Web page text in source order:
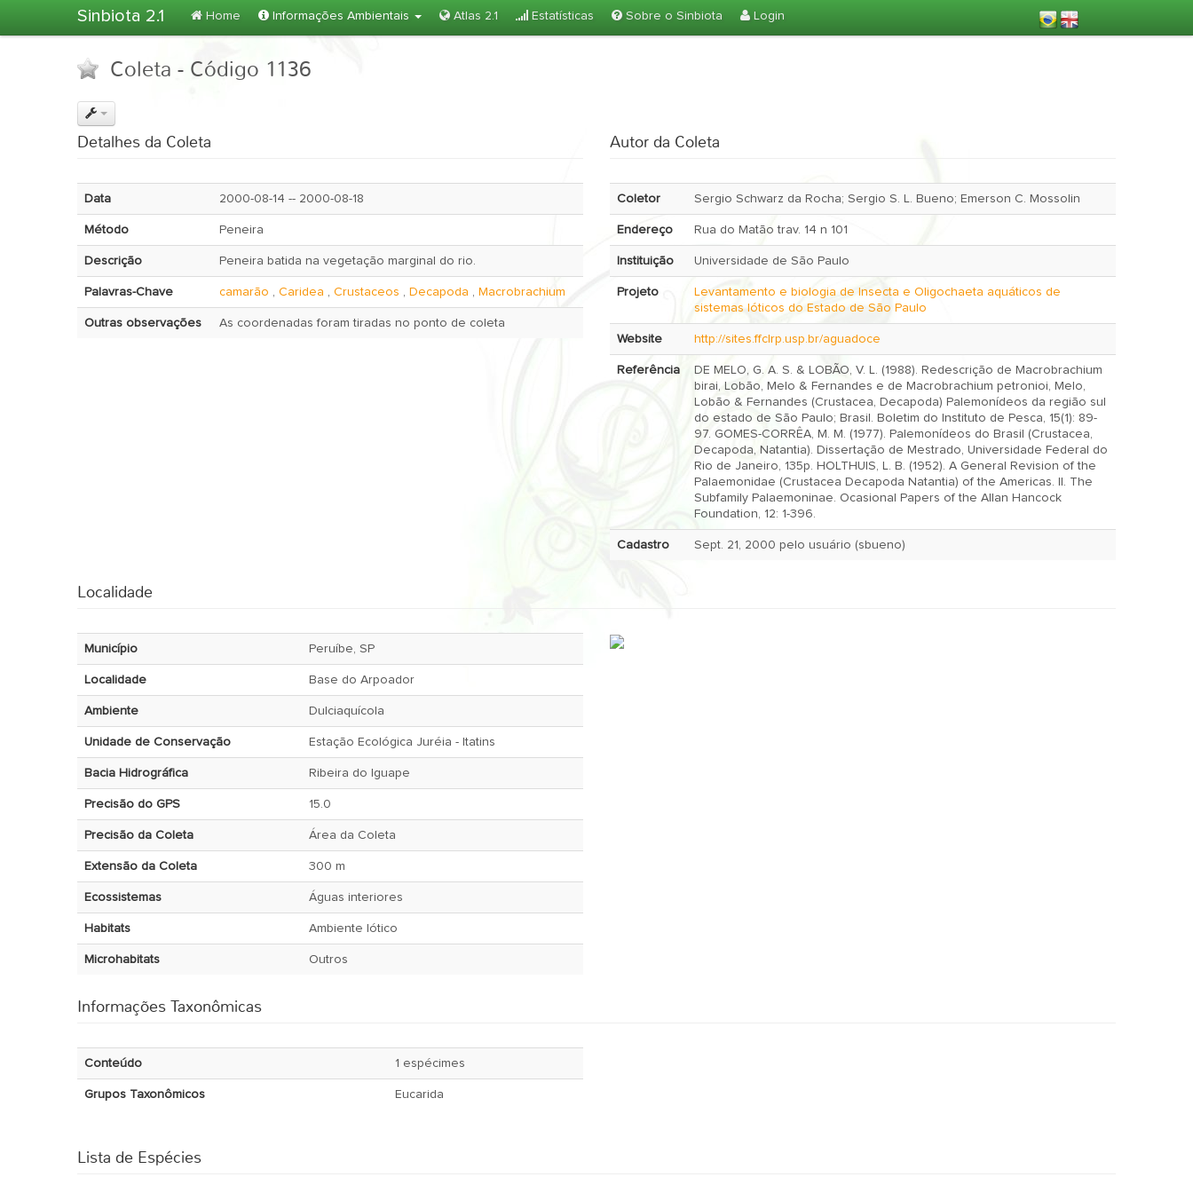
Sinbiota 2.1 Home Informações Ambientais Atlas 2.1 Estatísticas Sobre o Sinbiota Login
Coleta - Código 1136
Detalhes da Coleta
Data 2000-08-14 -- 2000-08-18
Método Peneira
Descrição Peneira batida na vegetação marginal do rio.
Palavras-Chave camarão , Caridea , Crustaceos , Decapoda , Macrobrachium
Outras observações As coordenadas foram tiradas no ponto de coleta
Autor da Coleta
Coletor Sergio Schwarz da Rocha; Sergio S. L. Bueno; Emerson C. Mossolin
Endereço Rua do Matão trav. 14 n 101
Instituição Universidade de São Paulo
Projeto
Levantamento e biologia de Insecta e Oligochaeta aquáticos de
sistemas lóticos do Estado de São Paulo
Website http://sites.ffclrp.usp.br/aguadoce
Referência
DE MELO, G. A. S. & LOBÃO, V. L. (1988). Redescrição de Macrobrachium
birai, Lobão, Melo & Fernandes e de Macrobrachium petronioi, Melo,
Lobão & Fernandes (Crustacea, Decapoda) Palemonídeos da região sul
do estado de São Paulo; Brasil. Boletim do Instituto de Pesca, 15(1): 89-
97. GOMES-CORRÊA, M. M. (1977). Palemonídeos do Brasil (Crustacea,
Decapoda, Natantia). Dissertação de Mestrado, Universidade Federal do
Rio de Janeiro, 135p. HOLTHUIS, L. B. (1952). A General Revision of the
Palaemonidae (Crustacea Decapoda Natantia) of the Americas. II. The
Subfamily Palaemoninae. Ocasional Papers of the Allan Hancock
Foundation, 12: 1-396.
Cadastro Sept. 21, 2000 pelo usuário (sbueno)
Localidade
Município Peruíbe, SP
Localidade Base do Arpoador
Ambiente Dulciaquícola
Unidade de Conservação Estação Ecológica Juréia - Itatins
Bacia Hidrográfica Ribeira do Iguape
Precisão do GPS 15.0
Precisão da Coleta Área da Coleta
Extensão da Coleta 300 m
Ecossistemas Águas interiores
Habitats Ambiente lótico
Microhabitats Outros
Informações Taxonômicas
Conteúdo 1 espécimes
Grupos Taxonômicos Eucarida
Lista de Espécies